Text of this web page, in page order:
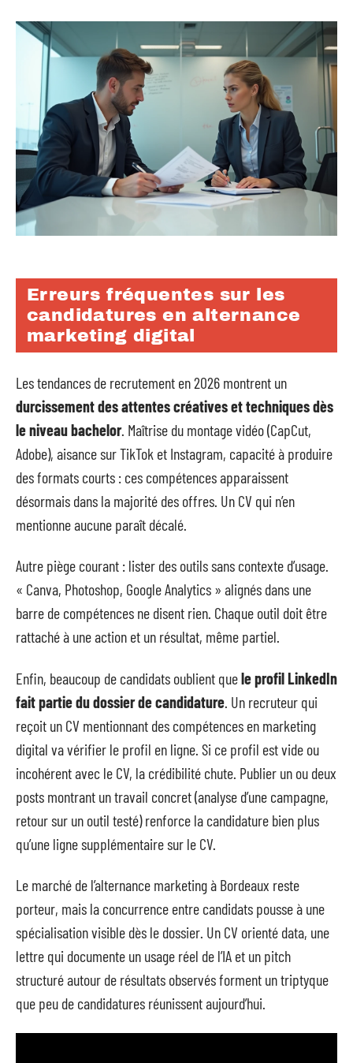
Erreurs fréquentes sur les
candidatures en alternance
marketing digital
Les tendances de recrutement en 2026 montrent un
durcissement des attentes créatives et techniques dès
le niveau bachelor. Maîtrise du montage vidéo (CapCut,
Adobe), aisance sur TikTok et Instagram, capacité à produire
des formats courts : ces compétences apparaissent
désormais dans la majorité des offres. Un CV qui n’en
mentionne aucune paraît décalé.
Autre piège courant : lister des outils sans contexte d’usage.
« Canva, Photoshop, Google Analytics » alignés dans une
barre de compétences ne disent rien. Chaque outil doit être
rattaché à une action et un résultat, même partiel.
Enfin, beaucoup de candidats oublient quele profil LinkedIn
fait partie du dossier de candidature . Un recruteur qui
reçoit un CV mentionnant des compétences en marketing
digital va vérifier le profil en ligne. Si ce profil est vide ou
incohérent avec le CV, la crédibilité chute. Publier un ou deux
posts montrant un travail concret (analyse d’une campagne,
retour sur un outil testé) renforce la candidature bien plus
qu’une ligne supplémentaire sur le CV.
Le marché de l’alternance marketing à Bordeaux reste
porteur, mais la concurrence entre candidats pousse à une
spécialisation visible dès le dossier. Un CV orienté data, une
lettre qui documente un usage réel de l’IA et un pitch
structuré autour de résultats observés forment un triptyque
que peu de candidatures réunissent aujourd’hui.